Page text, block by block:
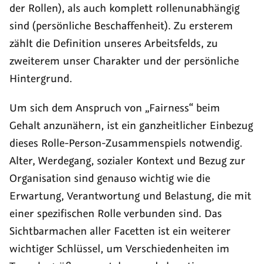
der Rollen), als auch komplett rollenunabhängig
sind (persönliche Beschaffenheit). Zu ersterem
zählt die Definition unseres Arbeitsfelds, zu
zweiterem unser Charakter und der persönliche
Hintergrund.
Um sich dem Anspruch von „Fairness“ beim
Gehalt anzunähern, ist ein ganzheitlicher Einbezug
dieses Rolle-Person-Zusammenspiels notwendig.
Alter, Werdegang, sozialer Kontext und Bezug zur
Organisation sind genauso wichtig wie die
Erwartung, Verantwortung und Belastung, die mit
einer spezifischen Rolle verbunden sind. Das
Sichtbarmachen aller Facetten ist ein weiterer
wichtiger Schlüssel, um Verschiedenheiten im